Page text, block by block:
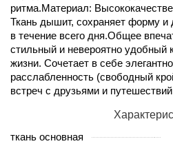
ритма.Материал:
Ткань дышит, сохраняет форму и
в течение всего дня.Общее
стильный и невероятно удобный
жизни. Сочетает в себе
расслабленность (свободный
встреч с друзьями и
ткань основная